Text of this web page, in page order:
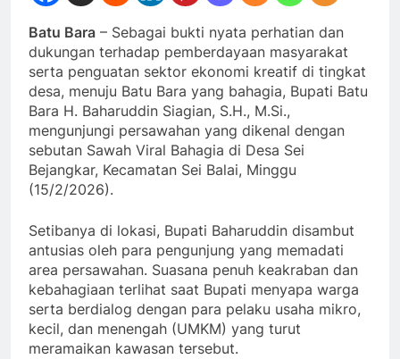
Batu Bara – Sebagai bukti nyata perhatian dan
dukungan terhadap pemberdayaan masyarakat
serta penguatan sektor ekonomi kreatif di tingkat
desa, menuju Batu Bara yang bahagia, Bupati Batu
Bara H. Baharuddin Siagian, S.H., M.Si.,
mengunjungi persawahan yang dikenal dengan
sebutan Sawah Viral Bahagia di Desa Sei
Bejangkar, Kecamatan Sei Balai, Minggu
(15/2/2026).
Setibanya di lokasi, Bupati Baharuddin disambut
antusias oleh para pengunjung yang memadati
area persawahan. Suasana penuh keakraban dan
kebahagiaan terlihat saat Bupati menyapa warga
serta berdialog dengan para pelaku usaha mikro,
kecil, dan menengah (UMKM) yang turut
meramaikan kawasan tersebut.